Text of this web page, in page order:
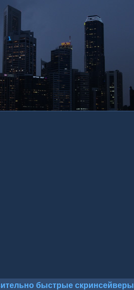
быстрые скринсейверы